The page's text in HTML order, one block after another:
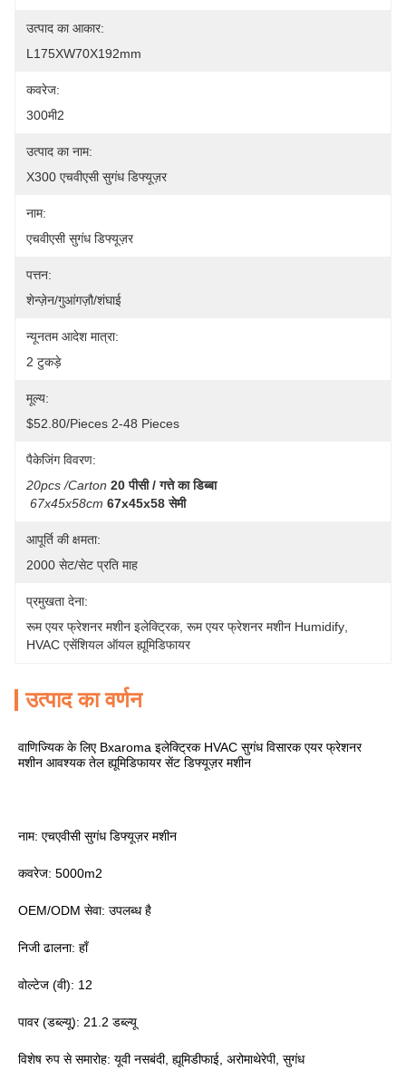
उत्पाद का आकार:
L175XW70X192mm
कवरेज:
300मी2
उत्पाद का नाम:
X300 एचवीएसी सुगंध डिफ्यूज़र
नाम:
एचवीएसी सुगंध डिफ्यूज़र
पत्तन:
शेन्ज़ेन/गुआंगज़ौ/शंघाई
न्यूनतम आदेश मात्रा:
2 टुकड़े
मूल्य:
$52.80/pieces 2-48 Pieces
पैकेजिंग विवरण:
20pcs /carton 20 पीसी / गत्ते का डिब्बा
67x45x58cm 67x45x58 सेमी
आपूर्ति की क्षमता:
2000 सेट/सेट प्रति माह
प्रमुखता देना:
रूम एयर फ्रेशनर मशीन इलेक्ट्रिक, रूम एयर फ्रेशनर मशीन Humidify
HVAC एसेंशियल ऑयल ह्यूमिडिफायर
उत्पाद का वर्णन
वाणिज्यिक के लिए Bxaroma इलेक्ट्रिक HVAC सुगंध विसारक एयर फ्रेशनर
मशीन आवश्यक तेल ह्यूमिडिफायर सेंट डिफ्यूज़र मशीन
नाम: एचएवीसी सुगंध डिफ्यूज़र मशीन
कवरेज: 5000m2
OEM/ODM सेवा: उपलब्ध है
निजी ढालना: हाँ
वोल्टेज (वी): 12
पावर (डब्ल्यू): 21.2 डब्ल्यू
विशेष रुप से समारोह: यूवी नसबंदी, ह्यूमिडीफाई, अरोमाथेरेपी, सुगंध